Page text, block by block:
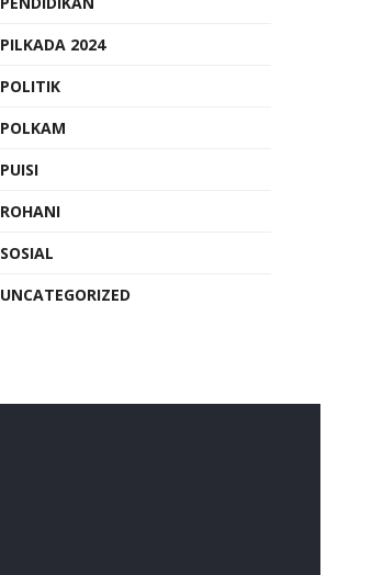
PILKADA 2024
POLITIK
POLKAM
PUISI
ROHANI
SOSIAL
UNCATEGORIZED